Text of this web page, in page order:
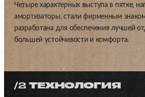
Четыре характерных выступа в пятке,
амортизаторы, стали фирменным
разработана для обеспечения лучшей
большей устойчивости и комфорта.
/2ТЕХНОЛОГИЯ